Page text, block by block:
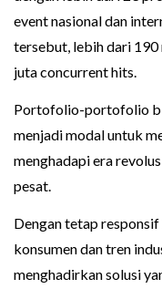
event nasional dan
tersebut, lebih dari
juta concurrent hits.
Portofolio-portofolio
menjadi modal untuk
menghadapi era
pesat.
Dengan tetap
konsumen dan tren
menghadirkan solusi